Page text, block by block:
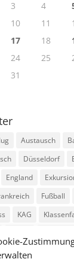
3 4
10 11
17 18
24 25
31
Austausch
Düsseldorf
England
Fußball
KAG
Musik